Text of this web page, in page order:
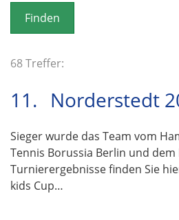
o
n
68 Treffer:
11. Norderstedt
Sieger wurde das Team vom
Tennis Borussia Berlin und dem
Turnierergebnisse finden Sie
kids Cup…